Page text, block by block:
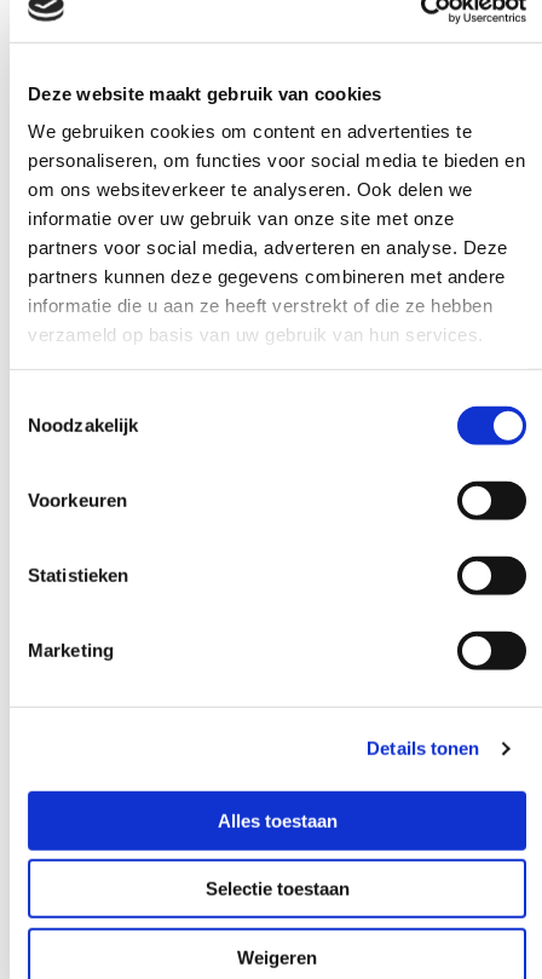
Deze website maakt gebruik van cookies
We gebruiken cookies om content en advertenties te
personaliseren, om functies voor social media te bieden en
om ons websiteverkeer te analyseren. Ook delen we
informatie over uw gebruik van onze site met onze
partners voor social media, adverteren en analyse. Deze
partners kunnen deze gegevens combineren met andere
informatie die u aan ze heeft verstrekt of die ze hebben
verzameld op basis van uw gebruik van hun services.
Noodzakelijk
Voorkeuren
Statistieken
Marketing
Details tonen
Alles toestaan
Selectie toestaan
Weigeren
BRUNSTON CASTLE HOLIDAY RESORT
(SCHOTLAND)